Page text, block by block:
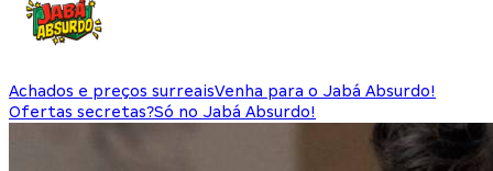
Achados e preços surreaisVenha para o Jabá Absurdo!
Ofertas secretas?Só no Jabá Absurdo!